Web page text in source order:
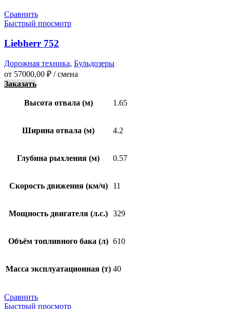
Сравнить
Быстрый просмотр
Liebherr 752
Дорожная техника, Бульдозеры
от 57000,00 ₽ / смена
Заказать
Высота отвала (м) 1.65
Ширина отвала (м) 4.2
Глубина рыхления (м) 0.57
Скорость движения (км/ч) 11
Мощность двигателя (л.с.) 329
Объём топливного бака (л) 610
Масса эксплуатационная (т) 40
Сравнить
Быстрый просмотр